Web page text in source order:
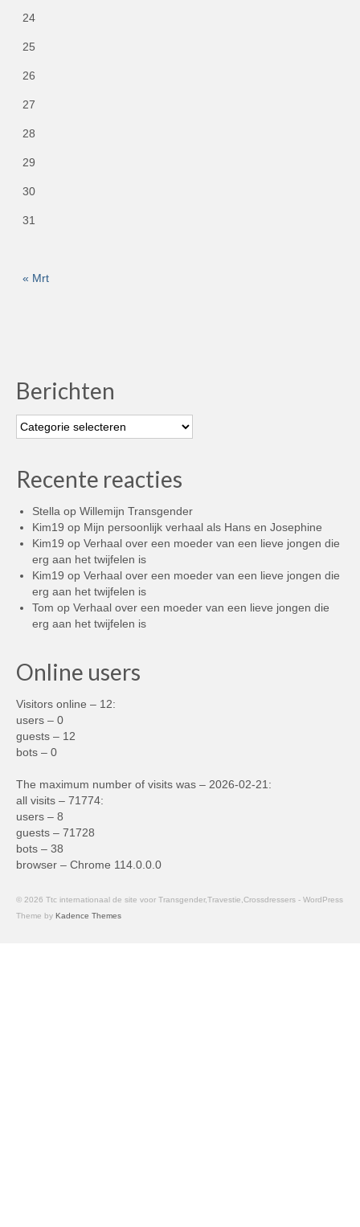
« Mrt
24
25
26
27
28
29
30
31
Berichten
Berichten
Recente reacties
Stella op Willemijn Transgender
Kim19 op Mijn persoonlijk verhaal als Hans en Josephine
Kim19 op Verhaal over een moeder van een lieve jongen die
erg aan het twijfelen is
Kim19 op Verhaal over een moeder van een lieve jongen die
erg aan het twijfelen is
Tom op Verhaal over een moeder van een lieve jongen die
erg aan het twijfelen is
Online users
Visitors online – 12:
users – 0
guests – 12
bots – 0
The maximum number of visits was – 2026-02-21:
all visits – 71774:
users – 8
guests – 71728
bots – 38
browser – Chrome 114.0.0.0
© 2026 Ttc internationaal de site voor Transgender,Travestie,Crossdressers - WordPress
Theme by Kadence Themes